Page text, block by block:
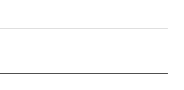
Instagram
en Facebook